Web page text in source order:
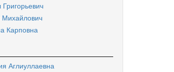
Карповна
Аглиуллаевна